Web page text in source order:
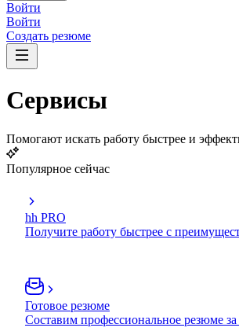
Войти
Войти
Создать резюме
Сервисы
Помогают искать работу быстрее и
Популярное сейчас
hh PRO
Получите работу быстрее с
Готовое резюме
Составим профессиональное резюме за